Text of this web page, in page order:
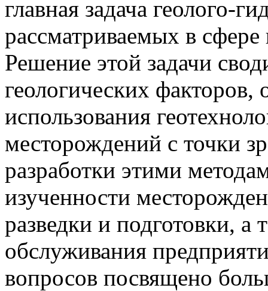
главная задача геолого-
рассматриваемых в сфере
Решение этой задачи
геологических
использования
месторождений с точки
разработки этими
изученности
разведки и подготовки, а
обслуживания
вопросов посвящено